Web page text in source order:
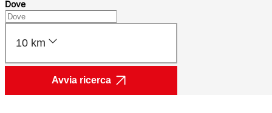
Dove
10 km
Avvia ricerca